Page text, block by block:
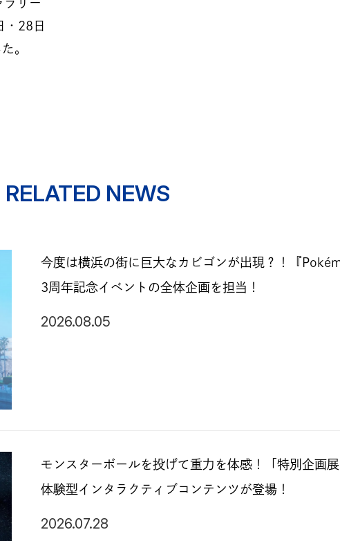
ラリー
・28日
。
RELATED NEWS
今度は横浜の街に巨大なカビゴンが出現？！『
3周年記念イベントの全体企画を担当！
2026.08.05
モンスターボールを投げて重力を体感！「特別企画
体験型インタラクティブコンテンツが登場！
2026.07.28